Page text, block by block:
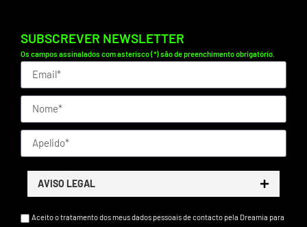
SUBSCREVER NEWSLETTER
Os campos assinalados com asterisco (*) são de preenchimento obrigatório.
AVISO LEGAL
Aceito o tratamento dos meus dados pessoais de contacto pela Dreamia para